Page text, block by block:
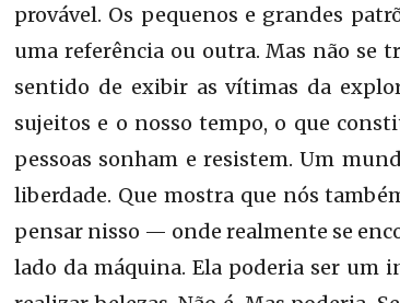
provável. Os pequenos e grandes
uma referência ou outra. Mas não se
sentido de exibir as vítimas da
sujeitos e o nosso tempo, o que
pessoas sonham e resistem. Um
liberdade. Que mostra que nós
pensar nisso — onde realmente se
lado da máquina. Ela poderia ser um